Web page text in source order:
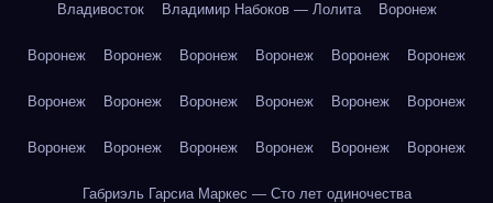
Владивосток Владимир Набоков — Лолита Воронеж
Воронеж Воронеж Воронеж Воронеж Воронеж Воронеж
Воронеж Воронеж Воронеж Воронеж Воронеж Воронеж
Воронеж Воронеж Воронеж Воронеж Воронеж Воронеж
Габриэль Гарсиа Маркес — Сто лет одиночества